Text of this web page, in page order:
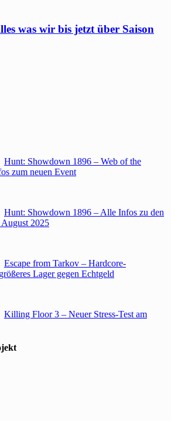
was wir bis jetzt über Saison
Hunt: Showdown 1896 – Web of the
zum neuen Event
Hunt: Showdown 1896 – Alle Infos zu den
2025
Escape from Tarkov – Hardcore-
Lager gegen Echtgeld
Killing Floor 3 – Neuer Stress-Test am